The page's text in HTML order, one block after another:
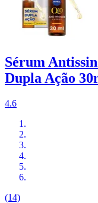
Sérum
Dupla Ação
4.6
(14)